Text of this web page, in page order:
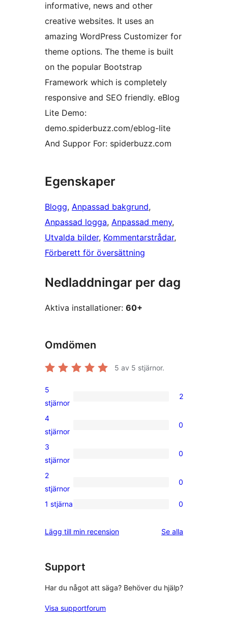
informative, news and other
creative websites. It uses an
amazing WordPress Customizer for
theme options. The theme is built
on the popular Bootstrap
Framework which is completely
responsive and SEO friendly. eBlog
Lite Demo:
demo.spiderbuzz.com/eblog-lite
And Suppor For: spiderbuzz.com
Egenskaper
Blogg, Anpassad bakgrund
Anpassad logga, Anpassad meny
Utvalda bilder, Kommentarstrådar
Förberett för översättning
Nedladdningar per dag
Aktiva installationer: 60+
Omdömen
5 av 5 stjärnor.
2
5-
stjärniga
5
stjärnor
2
0
4-
stjärniga
4
stjärnor
0
0
3-
stjärniga
3
stjärnor
0
0
2-
recensioner
2
stjärnor
0
0
stjärniga
1 stjärna 0
Lägg till min recension Se alla
Support
Har du något att säga? Behöver du hjälp?
Visa supportforum